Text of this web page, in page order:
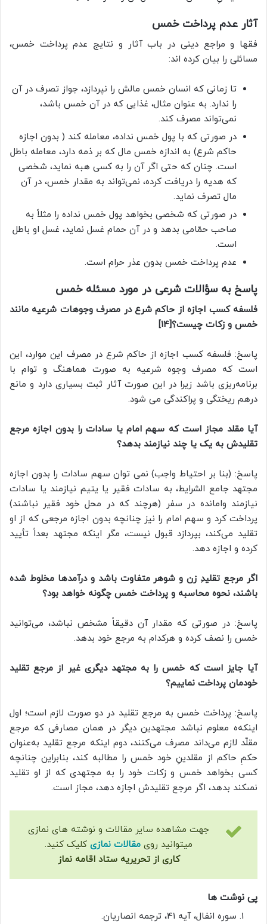
آثار عدم پرداخت خمس
فقها و مراجع دینی در باب آثار و نتایج عدم پرداخت خمس،
مسائلی را بیان کرده اند:
تا زمانی که انسان خمس مالش را نپردازد، جواز تصرف در آن
را ندارد. به عنوان مثال، غذایی که در آن خمس باشد،
نمی‌تواند مصرف کند.
در صورتی که با پول خمس نداده، معامله کند ( بدون اجازه
حاکم شرع) به اندازه خمس مال که بر ذمه دارد، معامله باطل
است. چنان که حتی اگر آن را به کسی هبه نماید، شخصی
که هدیه را دریافت کرده، نمی‌تواند به مقدار خمس، در آن
مال تصرف نماید.
در صورتی که شخصی بخواهد پول خمس نداده را مثلاً به
صاحب حمّامی بدهد و در آن حمام غسل نماید، غسل او باطل
است.
عدم پرداخت خمس بدون عذر حرام است.
پاسخ به سؤالات شرعی در مورد مسئله خمس
فلسفه کسب اجازه از حاکم شرع در مصرف وجوهات شرعیه مانند
خمس و زکات چیست؟[14]
پاسخ: فلسفه کسب اجازه از حاکم شرع در مصرف این موارد، این
است که مصرف وجوه شرعیه به صورت هماهنگ و توام با
برنامه‌ریزی باشد زیرا در این صورت آثار ثبت بسیاری دارد و مانع
درهم ریختگی و پراکندگی می شود.
آیا مقلد مجاز است که سهم امام یا سادات را بدون اجازه مرجع
تقلیدش به یک یا چند نیازمند بدهد؟
پاسخ: (بنا بر احتیاط واجب) نمی توان سهم سادات را بدون اجازه
مجتهد جامع الشرایط، به سادات فقیر یا یتیم نیازمند یا سادات
نیازمند وامانده در سفر (هرچند که در محل خود فقیر نباشند)
پرداخت کرد و سهم امام را نيز چنانچه بدون اجازه مرجعی که از او
تقلید می‌کند، بپردازد قبول نيست، مگر اینکه مجتهد بعداً تأیید
کرده و اجازه دهد.
اگر مرجع تقلیدِ زن و شوهر متفاوت باشد و درآمدها مخلوط شده
باشند، نحوه محاسبه و پرداخت خمس چگونه خواهد بود؟
پاسخ: در صورتی که مقدار آن دقیقاً مشخص نباشد، می‌توانید
خمس را نصف کرده و هرکدام به مرجع خود بدهد.
آیا جایز است که خمس را به مجتهد دیگری غیر از مرجع تقلید
خودمان پرداخت نماییم؟
پاسخ: پرداخت خمس به مرجع تقلید در دو صورت لازم است؛ اول
اینکه‌ه معلوم نباشد مجتهدین دیگر در همان مصارفى که مرجع
مقلّد لازم می‌داند مصرف می‌کنند، دوم اینکه مرجع تقلید به‌عنوان
حکمِ حاکم از مقلدینِ خود خمس را مطالبه کند، بنابراین چنانچه
كسى بخواهد خمس و زکات خود را به مجتهدى كه از او تقليد
نمى‏كند بدهد، اگر مرجع تقلیدش اجازه دهد، مجاز است.
جهت مشاهده سایر مقالات و نوشته های نمازی
میتوانید روی مقالات نمازی کلیک کنید.
کاری از تحریریه ستاد اقامه نماز
پی نوشت ها
سوره انفال، آیه 41، ترجمه انصاریان.